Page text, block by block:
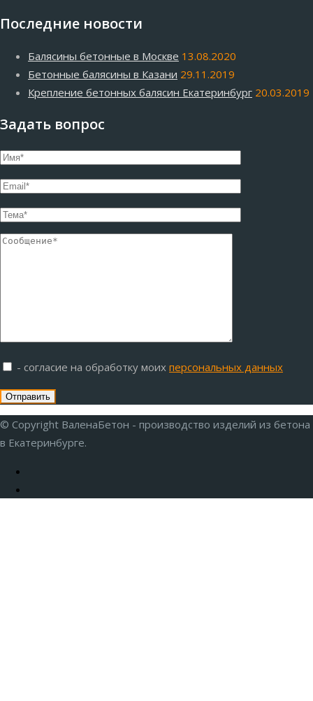
Последние новости
Балясины бетонные в Москве 13.08.2020
Бетонные балясины в Казани 29.11.2019
Крепление бетонных балясин Екатеринбург 20.03.2019
Задать вопрос
- согласие на обработку моих персональных данных
© Copyright ВаленаБетон - производство изделий из бетона
в Екатеринбурге.